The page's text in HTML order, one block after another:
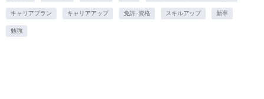
キャリアプラン キャリアアップ 免許･資格 スキルアップ 新卒
勉強